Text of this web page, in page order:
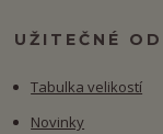
UŽITEČNÉ
Tabulka velikostí
Novinky